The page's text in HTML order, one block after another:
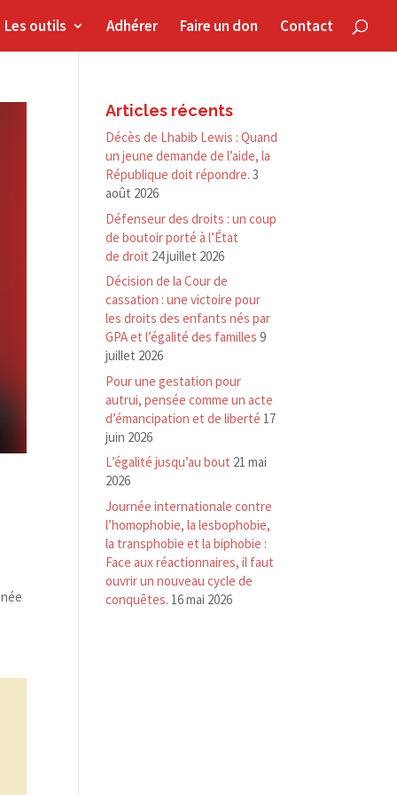
Les outils Adhérer Faire un don Contact
Articles récents
Décès de Lhabib Lewis : Quand
un jeune demande de l’aide, la
République doit répondre. 3
août 2026
Défenseur des droits : un coup
de boutoir porté à l’État
de droit 24 juillet 2026
Décision de la Cour de
cassation : une victoire pour
les droits des enfants nés par
GPA et l’égalité des familles 9
juillet 2026
Pour une gestation pour
autrui, pensée comme un acte
d’émancipation et de liberté 17
juin 2026
L’égalité jusqu’au bout 21 mai
2026
Journée internationale contre
l’homophobie, la lesbophobie,
la transphobie et la biphobie :
Face aux réactionnaires, il faut
ouvrir un nouveau cycle de
conquêtes. 16 mai 2026